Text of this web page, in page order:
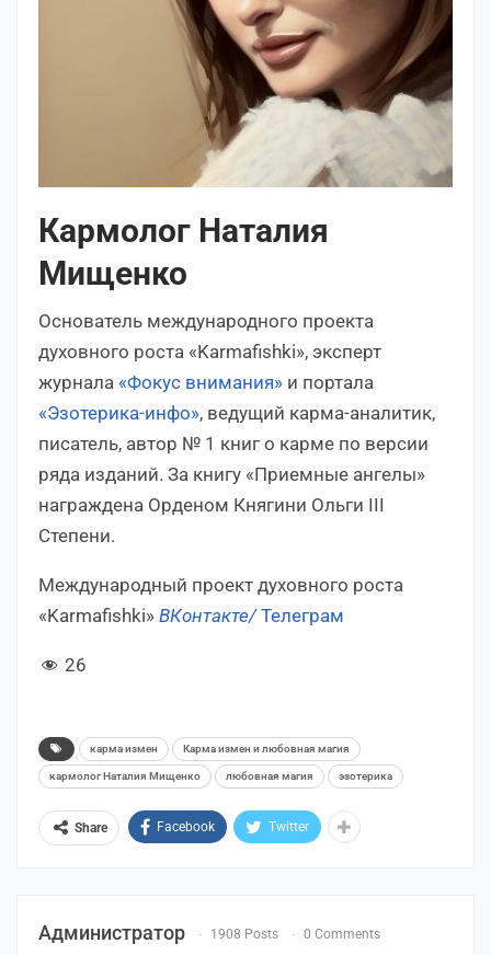
Кармолог Наталия
Мищенко
Основатель международного проекта
духовного роста «Karmafishki», эксперт
журнала «Фокус внимания» и портала
«Эзотерика-инфо», ведущий карма-аналитик,
писатель, автор № 1 книг о карме по версии
ряда изданий. За книгу «Приемные ангелы»
награждена Орденом Княгини Ольги III
Степени.
Международный проект духовного роста
«Karmafishki» ВКонтакте/ Телеграм
26
карма измен Карма измен и любовная магия
кармолог Наталия Мищенко любовная магия эзотерика
Share Facebook Twitter
Администратор 1908 Posts 0 Comments